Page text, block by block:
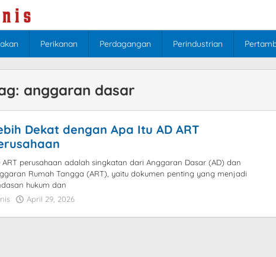
Perikanan Perdagangan Perindustrian
anggaran dasar
Dekat dengan Apa Itu AD ART
ART perusahaan adalah singkatan dari Anggaran Dasar (AD) dan
Rumah Tangga (ART), yaitu dokumen penting yang menjadi
hukum dan
April 29, 2026